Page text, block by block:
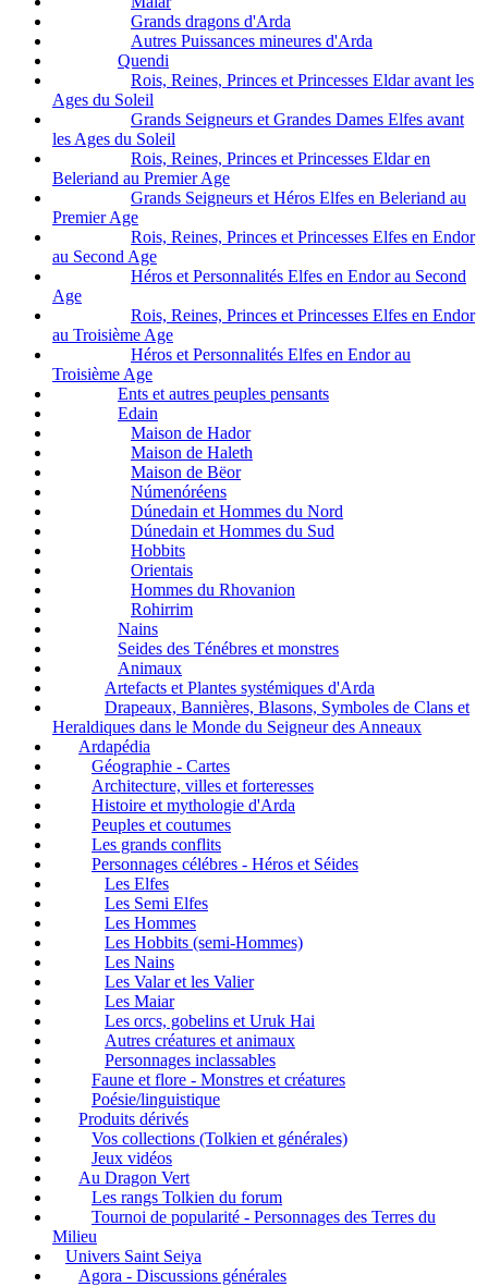
Grands dragons d'Arda
Autres Puissances mineures d'Arda
Quendi
Rois, Reines, Princes et Princesses Eldar avant les
Ages du Soleil
Grands Seigneurs et Grandes Dames Elfes avant
les Ages du Soleil
Rois, Reines, Princes et Princesses Eldar en
Beleriand au Premier Age
Grands Seigneurs et Héros Elfes en Beleriand au
Premier Age
Rois, Reines, Princes et Princesses Elfes en Endor
au Second Age
Héros et Personnalités Elfes en Endor au Second
Age
Rois, Reines, Princes et Princesses Elfes en Endor
au Troisième Age
Héros et Personnalités Elfes en Endor au
Troisième Age
Ents et autres peuples pensants
Edain
Maison de Hador
Maison de Haleth
Maison de Bëor
Númenóréens
Dúnedain et Hommes du Nord
Dúnedain et Hommes du Sud
Hobbits
Orientais
Hommes du Rhovanion
Rohirrim
Nains
Seides des Ténébres et monstres
Animaux
Artefacts et Plantes systémiques d'Arda
Drapeaux, Bannières, Blasons, Symboles de Clans et
Heraldiques dans le Monde du Seigneur des Anneaux
Ardapédia
Géographie - Cartes
Architecture, villes et forteresses
Histoire et mythologie d'Arda
Peuples et coutumes
Les grands conflits
Personnages célébres - Héros et Séides
Les Elfes
Les Semi Elfes
Les Hommes
Les Hobbits (semi-Hommes)
Les Nains
Les Valar et les Valier
Les Maiar
Les orcs, gobelins et Uruk Hai
Autres créatures et animaux
Personnages inclassables
Faune et flore - Monstres et créatures
Poésie/linguistique
Produits dérivés
Vos collections (Tolkien et générales)
Jeux vidéos
Au Dragon Vert
Les rangs Tolkien du forum
Tournoi de popularité - Personnages des Terres du
Milieu
Univers Saint Seiya
Agora - Discussions générales